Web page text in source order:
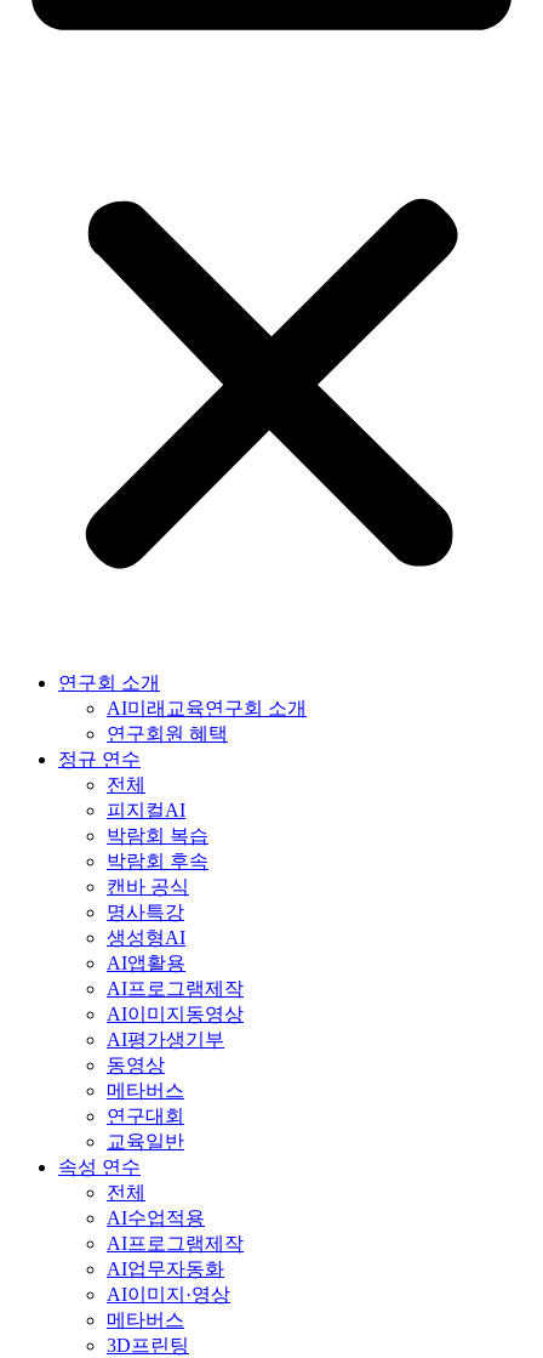
연구회 소개
AI미래교육연구회 소개
연구회원 혜택
정규 연수
전체
피지컬AI
박람회 복습
박람회 후속
캔바 공식
명사특강
생성형AI
AI앱활용
AI프로그램제작
AI이미지동영상
AI평가생기부
동영상
메타버스
연구대회
교육일반
속성 연수
전체
AI수업적용
AI프로그램제작
AI업무자동화
AI이미지·영상
메타버스
3D프린팅